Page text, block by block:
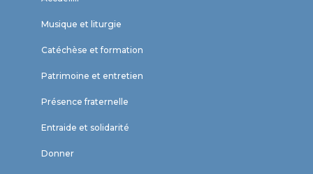
Musique et liturgie
Catéchèse et formation
Patrimoine et entretien
Présence fraternelle
Entraide et solidarité
Donner